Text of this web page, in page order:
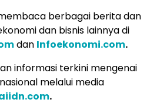
berbagai berita dan
dan bisnis lainnya di
dan Infoekonomi.com.
informasi terkini mengenai
melalui media
.